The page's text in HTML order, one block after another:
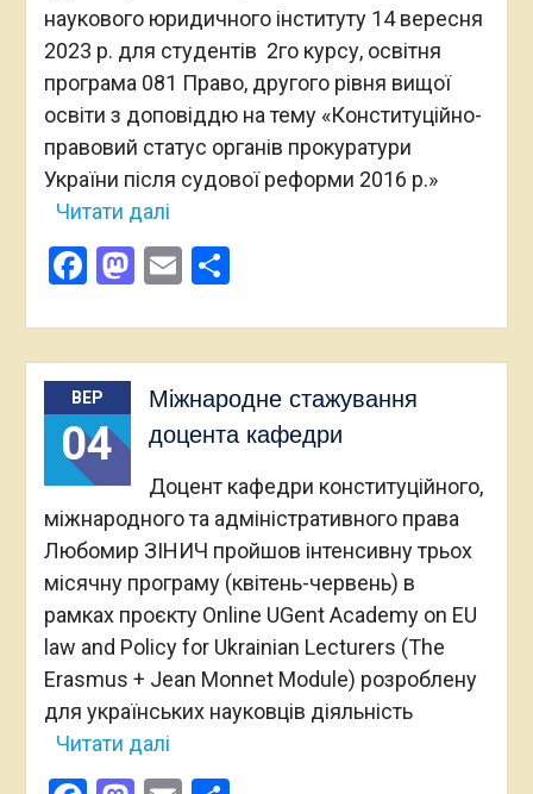
наукового юридичного інституту 14 вересня
2023 р. для студентів 2го курсу, освітня
програма 081 Право, другого рівня вищої
освіти з доповіддю на тему «Конституційно-
правовий статус органів прокуратури
України після судової реформи 2016 р.»
Читати далі
Facebook
Mastodon
EmailПоділитися
ВЕР
04
Міжнародне стажування
доцента кафедри
Доцент кафедри конституційного,
міжнародного та адміністративного права
Любомир ЗІНИЧ пройшов інтенсивну трьох
місячну програму (квітень-червень) в
рамках проєкту Online UGent Academy on EU
law and Policy for Ukrainian Lecturers (The
Erasmus + Jean Monnet Module) розроблену
для українських науковців діяльність
Читати далі